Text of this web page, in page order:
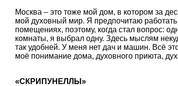
Москва – это тоже мой дом, в котором за
мой духовный мир. Я предпочитаю
помещениях, поэтому, когда стал вопрос:
комнаты, я выбрал одну. Здесь мыслям
так удобней. У меня нет дач и машин. Всё
моё понимание дома, духовного приюта,
«СКРИПУНЕЛЛЫ»